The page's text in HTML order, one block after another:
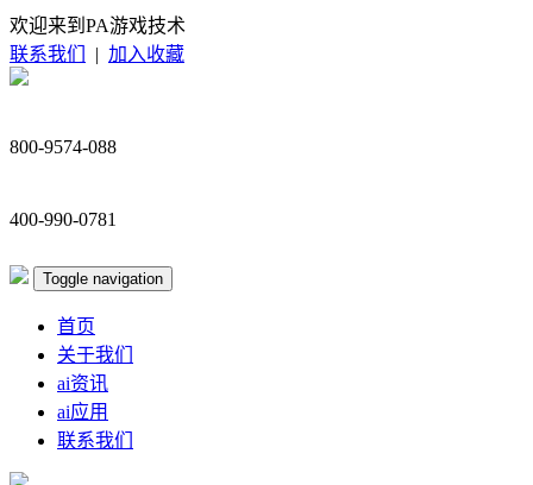
欢迎来到PA游戏技术
联系我们
| 加入收藏
800-9574-088
400-990-0781
Toggle navigation
首页
关于我们
ai资讯
ai应用
联系我们